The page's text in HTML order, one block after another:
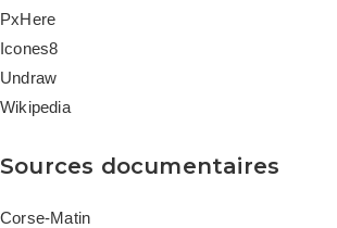
PxHere
Icones8
Undraw
Wikipedia
Sources documentaires
Corse-Matin